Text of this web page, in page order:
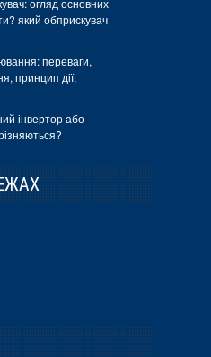
огляд основних
який обприскувач
переваги,
принцип дії,
інвертор або